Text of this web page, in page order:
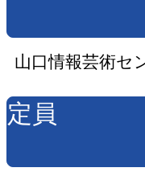
山口情報芸術セ
定員